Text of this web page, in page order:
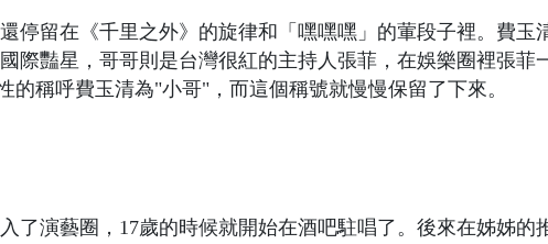
停留在《千里之外》的旋律和「嘿嘿嘿」的葷段子裡。費玉
際豔星，哥哥則是台灣很紅的主持人張菲，在娛樂圈裡張菲
稱呼費玉清為"小哥"，而這個稱號就慢慢保留了下來。
了演藝圈，17歲的時候就開始在酒吧駐唱了。後來在姊姊的